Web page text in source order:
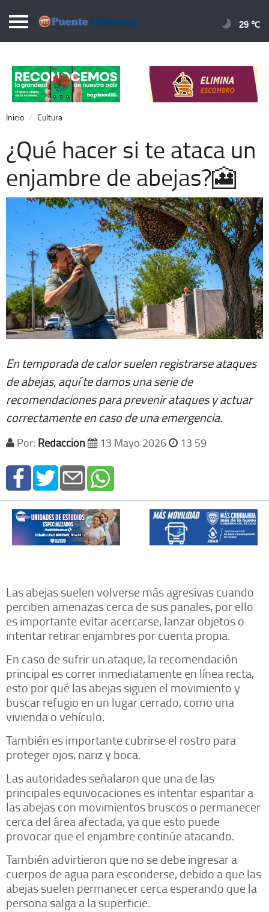
Puentelibre.mx
Local
Nacional
Opinión
Cronos
Economía
Espectáculos
Deportes
Extra +
29 ℃
Inicio Cultura
¿Qué hacer si te ataca un
enjambre de abejas?🎦
En temporada de calor suelen registrarse ataques
de abejas, aquí te damos una serie de
recomendaciones para prevenir ataques y actuar
correctamente en caso de una emergencia.
Por: Redacción 13 Mayo 2026 13 59
Las abejas suelen volverse más agresivas cuando
perciben amenazas cerca de sus panales, por ello
es importante evitar acercarse, lanzar objetos o
intentar retirar enjambres por cuenta propia.
En caso de sufrir un ataque, la recomendación
principal es correr inmediatamente en línea recta,
esto por qué las abejas siguen el movimiento y
buscar refugio en un lugar cerrado, como una
vivienda o vehículo.
También es importante cubrirse el rostro para
proteger ojos, nariz y boca.
Las autoridades señalaron que una de las
principales equivocaciones es intentar espantar a
las abejas con movimientos bruscos o permanecer
cerca del área afectada, ya que esto puede
provocar que el enjambre continúe atacando.
También advirtieron que no se debe ingresar a
cuerpos de agua para esconderse, debido a que las
abejas suelen permanecer cerca esperando que la
persona salga a la superficie.